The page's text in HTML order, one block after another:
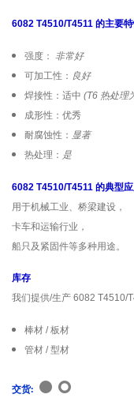
6082 T4510/T4511 的主要特
强度： 非常好
可加工性： 良好
焊接性：适中 (T6 热处理
成形性：优秀
耐腐蚀性： 显著
热处理： 是
6082 T4510/T4511 的典型应
用于机械工业、桥梁建设，
卡车和运输行业，
船只及紧固件等多种用途。
库存
我们提供/生产 6082 T4510/
棒材 / 板材
管材 / 型材
交货: